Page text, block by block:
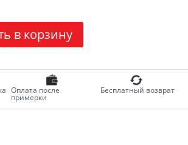
в корзину
Оплата после
примерки
Бесплатный возврат